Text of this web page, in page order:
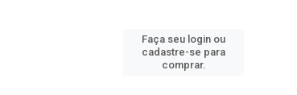
Faça seu login ou
cadastre-se para
comprar.